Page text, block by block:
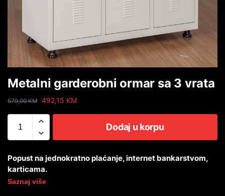
Metalni garderobni ormar sa 3 vrata
579,00KM 492,15 KM
Dodaj u korpu
Popust na jednokratno plaćanje, internet bankarstvom,
karticama.
Saznaj više